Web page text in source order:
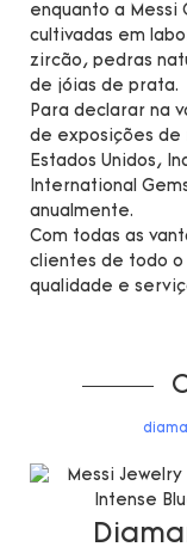
enquanto a Messi
cultivadas em
zircão, pedras
de jóias de prata.
Para declarar na
de exposições de
Estados Unidos,
International
anualmente.
Com todas as
clientes de todo o
qualidade e